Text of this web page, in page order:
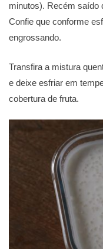
minutos). Recém saído
Confie que conforme
engrossando.
Transfira a mistura
e deixe esfriar em
cobertura de fruta.